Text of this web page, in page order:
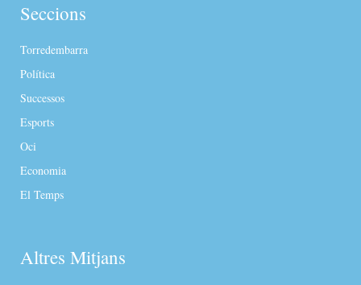
Seccions
Torredembarra
Política
Successos
Esports
Oci
Economia
El Temps
Altres Mitjans